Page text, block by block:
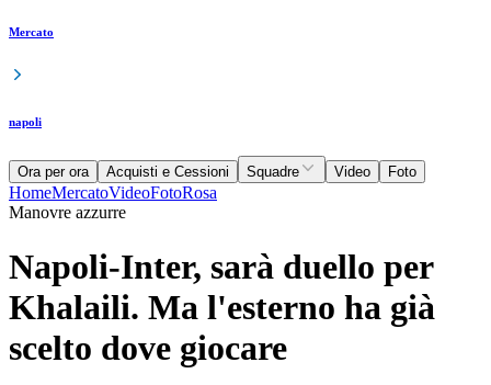
Mercato
napoli
Ora per ora Acquisti e Cessioni Squadre Video Foto
HomeMercatoVideoFotoRosa
Manovre azzurre
Napoli-Inter, sarà duello per
Khalaili. Ma l'esterno ha già
scelto dove giocare